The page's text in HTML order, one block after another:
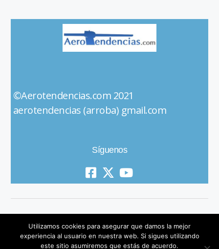
©Aerotendencias.com 2021
aerotendencias (arroba) gmail.com
Síguenos
© 2019 All Rights Reserved
Utilizamos cookies para asegurar que damos la mejor
experiencia al usuario en nuestra web. Si sigues utilizando
este sitio asumiremos que estás de acuerdo.